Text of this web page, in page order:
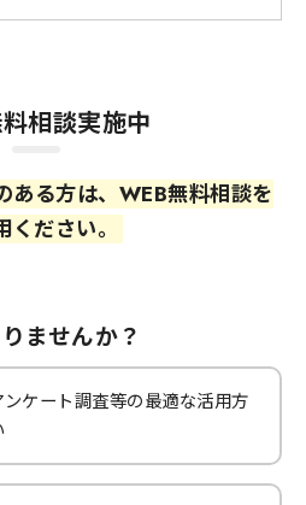
相談実施中
ある方は、WEB無料相談を
ください。
ませんか？
ケート調査等の最適な活用方